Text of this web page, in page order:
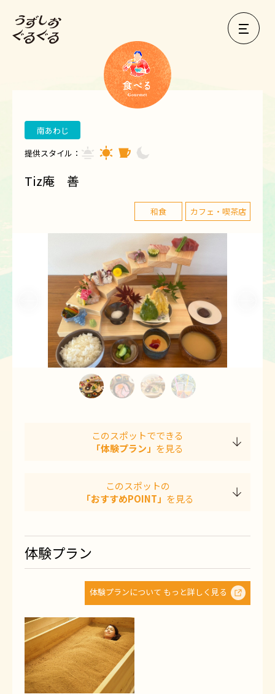
南あわじ
提供スタイル：
Tiz庵 善
和食 カフェ・喫茶店
このスポットでできる
「体験プラン」 を見る
このスポットの
「おすすめPOINT」 を見る
体験プラン
体験プランについて もっと詳しく見る